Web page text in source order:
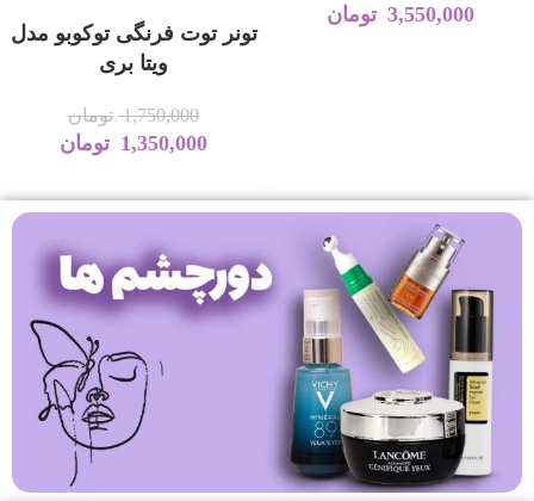
Serum 150ml
3,550,000 تومان
تونر توت فرنگی توکوبو مدل
ویتا بری
1,750,000 تومان
1,350,000 تومان